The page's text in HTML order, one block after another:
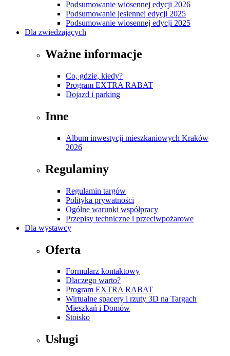
Podsumowanie wiosennej edycji 2026
Podsumowanie jesiennej edycji 2025
Podsumowanie wiosennej edycji 2025
Dla zwiedzających
Ważne informacje
Co, gdzie, kiedy?
Program EXTRA RABAT
Dojazd i parking
Inne
Album inwestycji mieszkaniowych Kraków
2026
Regulaminy
Regulamin targów
Polityka prywatności
Ogólne warunki współpracy
Przepisy techniczne i przeciwpożarowe
Dla wystawcy
Oferta
Formularz kontaktowy
Dlaczego warto?
Program EXTRA RABAT
Wirtualne spacery i rzuty 3D na Targach
Mieszkań i Domów
Stoisko
Usługi